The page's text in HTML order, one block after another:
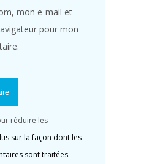
mon e-mail et
pour mon
réduire les
sur la façon dont les
sont traitées.